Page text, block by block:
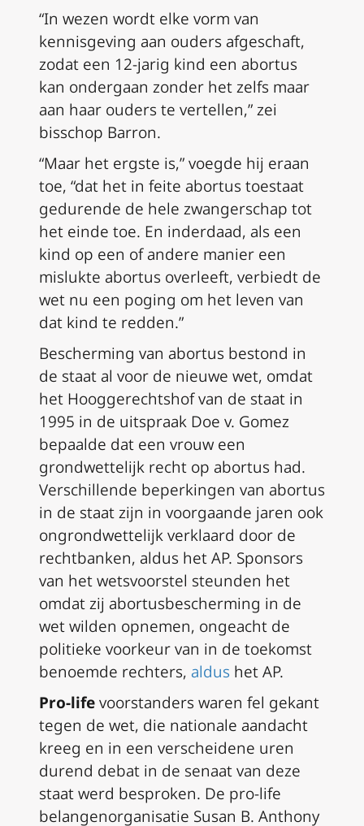
“In wezen wordt elke vorm van
kennisgeving aan ouders afgeschaft,
zodat een 12-jarig kind een abortus
kan ondergaan zonder het zelfs maar
aan haar ouders te vertellen,” zei
bisschop Barron.
“Maar het ergste is,” voegde hij eraan
toe, “dat het in feite abortus toestaat
gedurende de hele zwangerschap tot
het einde toe. En inderdaad, als een
kind op een of andere manier een
mislukte abortus overleeft, verbiedt de
wet nu een poging om het leven van
dat kind te redden.”
Bescherming van abortus bestond in
de staat al voor de nieuwe wet, omdat
het Hooggerechtshof van de staat in
1995 in de uitspraak Doe v. Gomez
bepaalde dat een vrouw een
grondwettelijk recht op abortus had.
Verschillende beperkingen van abortus
in de staat zijn in voorgaande jaren ook
ongrondwettelijk verklaard door de
rechtbanken, aldus het AP. Sponsors
van het wetsvoorstel steunden het
omdat zij abortusbescherming in de
wet wilden opnemen, ongeacht de
politieke voorkeur van in de toekomst
benoemde rechters, aldus het AP.
Pro-lifevoorstanders waren fel gekant
tegen de wet, die nationale aandacht
kreeg en in een verscheidene uren
durend debat in de senaat van deze
staat werd besproken. De pro-life
belangenorganisatie Susan B. Anthony